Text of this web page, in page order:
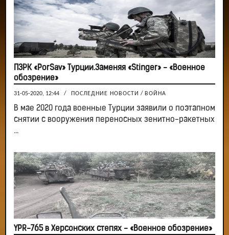
ПЗРК «PorSav» Турции.Заменяя «Stinger» - «Военное
обозрение»
31-05-2020, 12:44 / ПОСЛЕДНИЕ НОВОСТИ / ВОЙНА
В мае 2020 года военные Турции заявили о поэтапном
снятии с вооружения переносных зенитно-ракетных
...
YPR-765 в Херсонских степях - «Военное обозрение»